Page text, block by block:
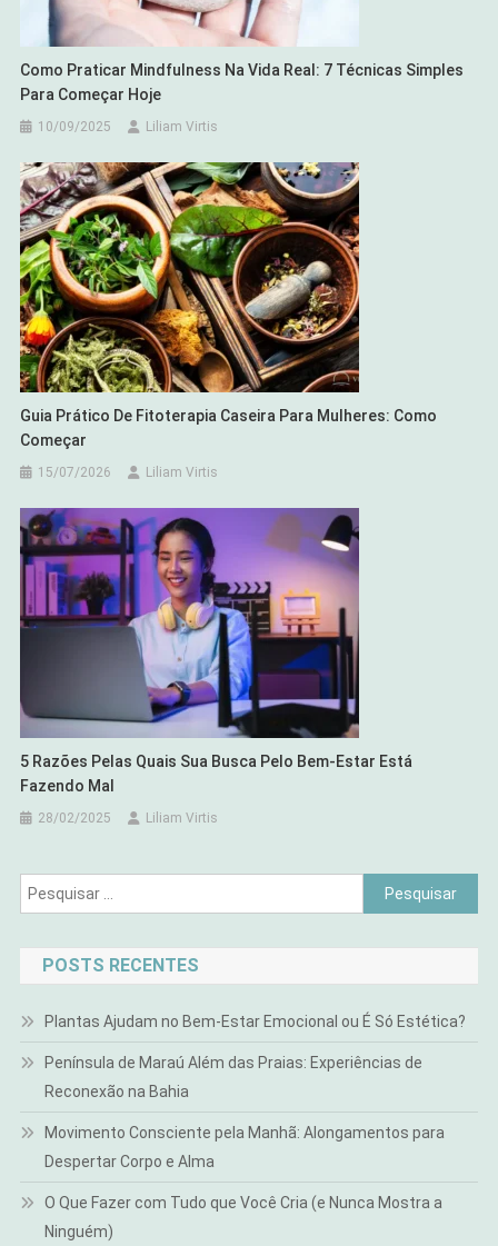
Como Praticar Mindfulness Na Vida Real: 7 Técnicas Simples
Para Começar Hoje
10/09/2025 Liliam Virtis
Guia Prático De Fitoterapia Caseira Para Mulheres: Como
Começar
15/07/2026 Liliam Virtis
5 Razões Pelas Quais Sua Busca Pelo Bem-Estar Está
Fazendo Mal
28/02/2025 Liliam Virtis
Pesquisar
por:
POSTS RECENTES
Plantas Ajudam no Bem-Estar Emocional ou É Só Estética?
Península de Maraú Além das Praias: Experiências de
Reconexão na Bahia
Movimento Consciente pela Manhã: Alongamentos para
Despertar Corpo e Alma
O Que Fazer com Tudo que Você Cria (e Nunca Mostra a
Ninguém)